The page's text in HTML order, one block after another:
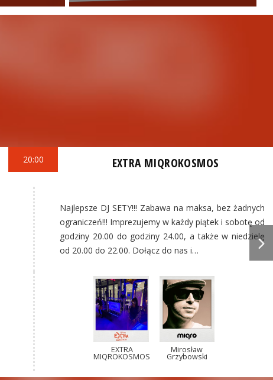
20:00 EXTRA MIQROKOSMOS
Najlepsze DJ SETY!!! Zabawa na maksa, bez żadnych
ograniczeń!!! Imprezujemy w każdy piątek i sobotę od
godziny 20.00 do godziny 24.00, a także w niedzielę
od 20.00 do 22.00. Dołącz do nas i…
EXTRA
MIQROKOSMOS
Mirosław
Grzybowski